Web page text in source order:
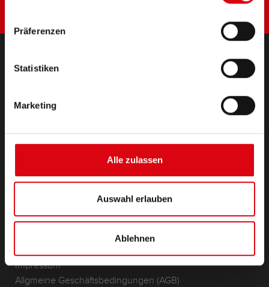
Präferenzen
Statistiken
Marketing
Alle zulassen
Auswahl erlauben
Ablehnen
Zubehör für PKW und Nutzfahrzeuge
(Semi-) Traktion & Standby
Impressum
Allgmeine Geschäftsbedingungen (AGB)